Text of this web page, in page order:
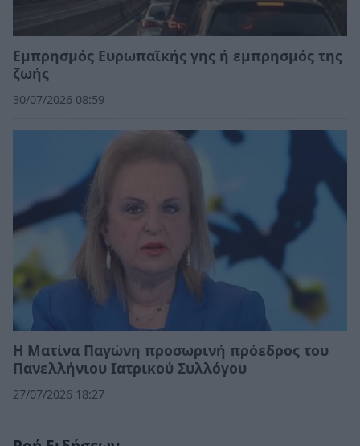
Εμπρησμός Ευρωπαϊκής γης ή εμπρησμός της
ζωής
30/07/2026 08:59
Η Ματίνα Παγώνη προσωρινή πρόεδρος του
Πανελλήνιου Ιατρικού Συλλόγου
27/07/2026 18:27